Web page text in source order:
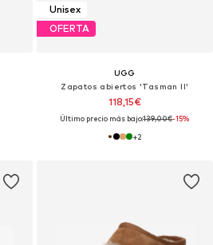
Unisex
OFERTA
UGG
Zapatos abiertos 'Tasman II'
118,15€
Último precio más bajo:139,00€-15%
+2